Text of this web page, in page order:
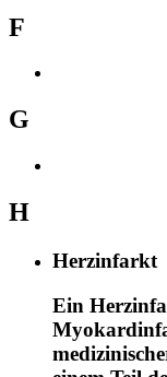
F
G
H
Herzinfarkt
Ein